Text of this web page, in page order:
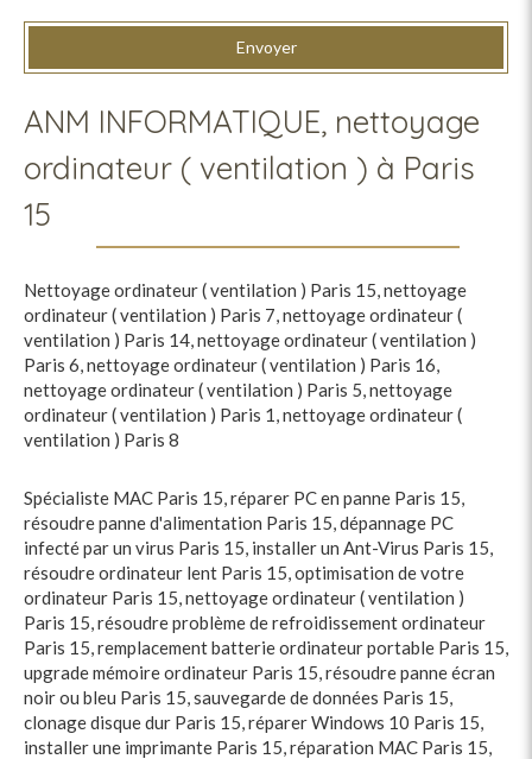
Envoyer
ANM INFORMATIQUE, nettoyage
ordinateur ( ventilation ) à Paris
15
Nettoyage ordinateur ( ventilation ) Paris 15,nettoyage
ordinateur ( ventilation ) Paris 7,nettoyage ordinateur (
ventilation ) Paris 14,nettoyage ordinateur ( ventilation )
Paris 6,nettoyage ordinateur ( ventilation ) Paris 16,
nettoyage ordinateur ( ventilation ) Paris 5,nettoyage
ordinateur ( ventilation ) Paris 1,nettoyage ordinateur (
ventilation ) Paris 8
Spécialiste MAC Paris 15,réparer PC en panne Paris 15,
résoudre panne d'alimentation Paris 15,dépannage PC
infecté par un virus Paris 15, installer un Ant-Virus Paris 15,
résoudre ordinateur lent Paris 15,optimisation de votre
ordinateur Paris 15,nettoyage ordinateur ( ventilation )
Paris 15,résoudre problème de refroidissement ordinateur
Paris 15,remplacement batterie ordinateur portable Paris 15,
upgrade mémoire ordinateur Paris 15,résoudre panne écran
noir ou bleu Paris 15,sauvegarde de données Paris 15,
clonage disque dur Paris 15,réparer Windows 10 Paris 15,
installer une imprimante Paris 15,réparation MAC Paris 15,